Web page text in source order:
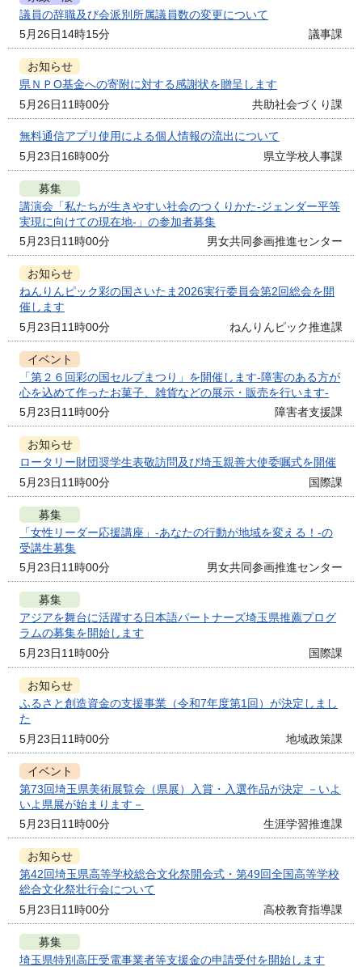
議員の辞職及び会派別所属議員数の変更について
5月26日14時15分
議事課
お知らせ
県ＮＰО基金への寄附に対する感謝状を贈呈します
5月26日11時00分
共助社会づくり課
無料通信アプリ使用による個人情報の流出について
5月23日16時00分
県立学校人事課
募集
講演会「私たちが生きやすい社会のつくりかた-ジェンダー平等
実現に向けての現在地-」の参加者募集
5月23日11時00分
男女共同参画推進センター
お知らせ
ねんりんピック彩の国さいたま2026実行委員会第2回総会を開
催します
5月23日11時00分
ねんりんピック推進課
イベント
「第２６回彩の国セルプまつり」を開催します-障害のある方が
心を込めて作ったお菓子、雑貨などの展示・販売を行います-
5月23日11時00分
障害者支援課
お知らせ
ロータリー財団奨学生表敬訪問及び埼玉親善大使委嘱式を開催
5月23日11時00分
国際課
募集
「女性リーダー応援講座」-あなたの行動が地域を変える！-の
受講生募集
5月23日11時00分
男女共同参画推進センター
募集
アジアを舞台に活躍する日本語パートナーズ埼玉県推薦プログ
ラムの募集を開始します
5月23日11時00分
国際課
お知らせ
ふるさと創造資金の支援事業（令和7年度第1回）が決定しまし
た
5月23日11時00分
地域政策課
イベント
第73回埼玉県美術展覧会（県展）入賞・入選作品が決定 －いよ
いよ県展が始まります－
5月23日11時00分
生涯学習推進課
お知らせ
第42回埼玉県高等学校総合文化祭開会式・第49回全国高等学校
総合文化祭壮行会について
5月23日11時00分
高校教育指導課
募集
埼玉県特別高圧受電事業者等支援金の申請受付を開始します